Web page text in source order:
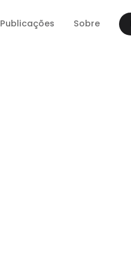
Publicações Sobre